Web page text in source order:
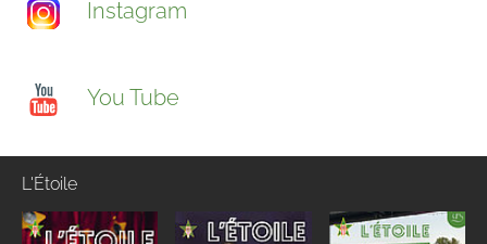
Instagram
You Tube
L'Étoile